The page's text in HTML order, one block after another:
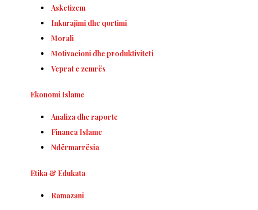
Asketizem
Inkurajimi dhe qortimi
Morali
Motivacioni dhe produktiviteti
Veprat e zemrës
Ekonomi Islame
Analiza dhe raporte
Financa Islame
Ndërmarrësia
Etika & Edukata
Ramazani